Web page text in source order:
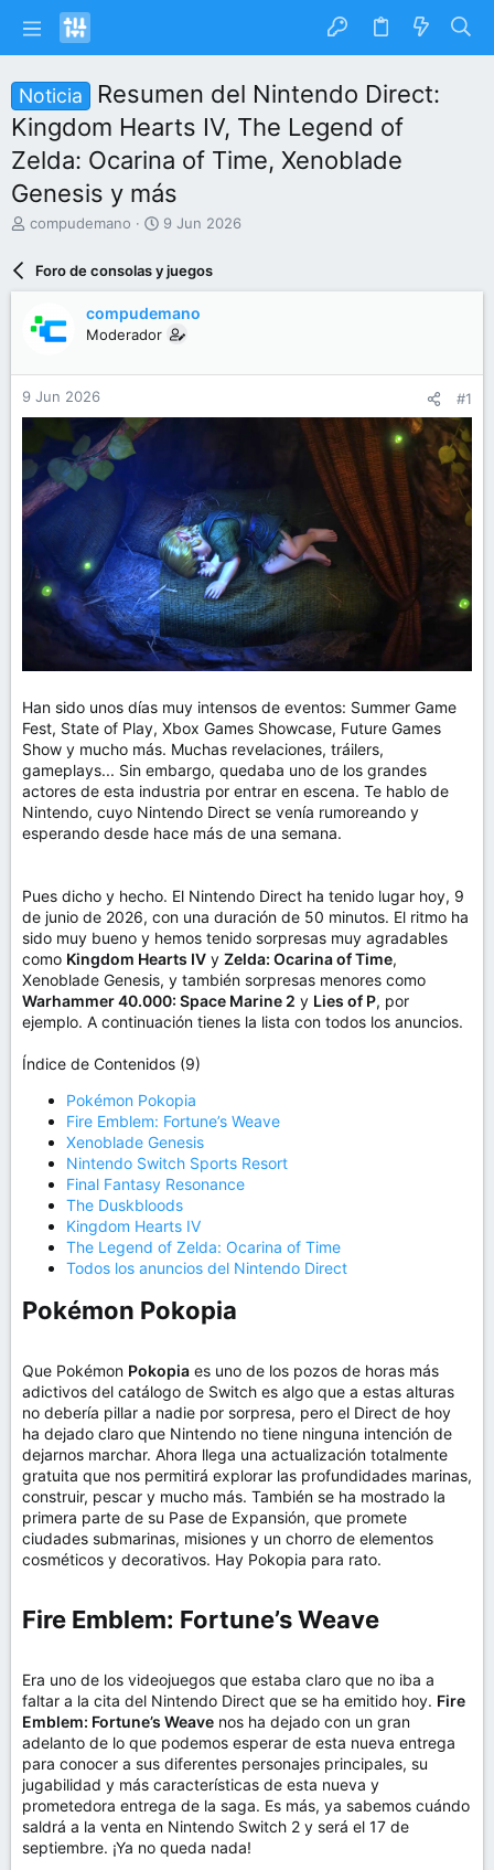
Noticia
Resumen del Nintendo Direct:
Kingdom Hearts IV, The Legend of
Zelda: Ocarina of Time, Xenoblade
Genesis y más
I
a
r
d
e
t
e
m
a
compudemano
F
c
h
d
e
n
c
9 Jun 2026
Foro de consolas y juegos
compudemano
Moderador
9 Jun 2026 #1
Han sido unos días muy intensos de eventos: Summer Game
Fest, State of Play, Xbox Games Showcase, Future Games
Show y mucho más. Muchas revelaciones, tráilers,
gameplays... Sin embargo, quedaba uno de los grandes
actores de esta industria por entrar en escena. Te hablo de
Nintendo, cuyo Nintendo Direct se venía rumoreando y
esperando desde hace más de una semana.
Pues dicho y hecho. El Nintendo Direct ha tenido lugar hoy, 9
de junio de 2026, con una duración de 50 minutos. El ritmo ha
sido muy bueno y hemos tenido sorpresas muy agradables
como Kingdom Hearts IV y Zelda: Ocarina of Time,
Xenoblade Genesis, y también sorpresas menores como
Warhammer 40.000: Space Marine 2 y Lies of P, por
ejemplo. A continuación tienes la lista con todos los anuncios.
Índice de Contenidos (9)
Pokémon Pokopia
Fire Emblem: Fortune’s Weave
Xenoblade Genesis
Nintendo Switch Sports Resort
Final Fantasy Resonance
The Duskbloods
Kingdom Hearts IV
The Legend of Zelda: Ocarina of Time
Todos los anuncios del Nintendo Direct
Pokémon Pokopia​
Que Pokémon Pokopia es uno de los pozos de horas más
adictivos del catálogo de Switch es algo que a estas alturas
no debería pillar a nadie por sorpresa, pero el Direct de hoy
ha dejado claro que Nintendo no tiene ninguna intención de
dejarnos marchar. Ahora llega una actualización totalmente
gratuita que nos permitirá explorar las profundidades marinas,
construir, pescar y mucho más. También se ha mostrado la
primera parte de su Pase de Expansión, que promete
ciudades submarinas, misiones y un chorro de elementos
cosméticos y decorativos. Hay Pokopia para rato.
Fire Emblem: Fortune’s Weave​
Era uno de los videojuegos que estaba claro que no iba a
faltar a la cita del Nintendo Direct que se ha emitido hoy. Fire
Emblem: Fortune’s Weave nos ha dejado con un gran
adelanto de lo que podemos esperar de esta nueva entrega
para conocer a sus diferentes personajes principales, su
jugabilidad y más características de esta nueva y
prometedora entrega de la saga. Es más, ya sabemos cuándo
saldrá a la venta en Nintendo Switch 2 y será el 17 de
septiembre. ¡Ya no queda nada!